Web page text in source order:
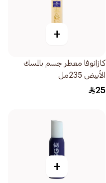
+
كازانوفا معطر جسم بالمسك
الأبيض 235مل
25
+